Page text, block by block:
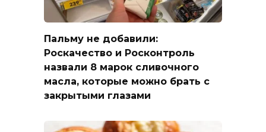
Пальму не добавили:
Роскачество и Росконтроль
назвали 8 марок сливочного
масла, которые можно брать с
закрытыми глазами